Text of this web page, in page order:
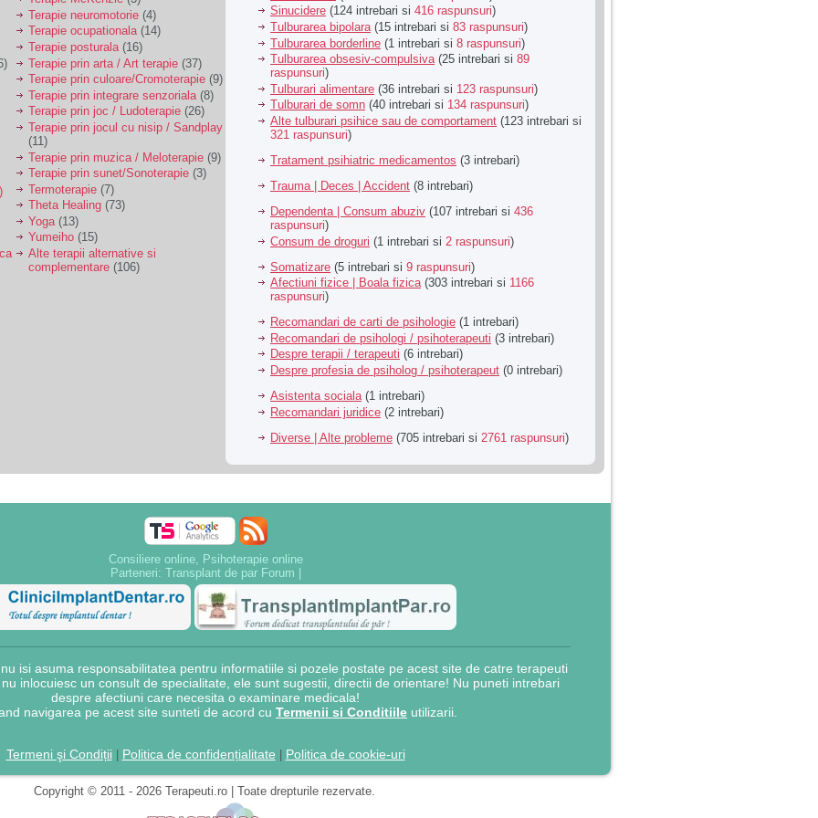
Terapie neuromotorie (4)
Terapie ocupationala(14)
Terapie posturala (16)
Terapie prin arta / Art terapie (37)
Terapie prin culoare/Cromoterapie (9)
Terapie prin integrare senzoriala (8)
Terapie prin joc / Ludoterapie (26)
Terapie prin jocul cu nisip / Sandplay
(11)
Terapie prin muzica / Meloterapie (9)
Terapie prin sunet/Sonoterapie (3)
Termoterapie (7)
Theta Healing (73)
Yoga (13)
Yumeiho (15)
Alte terapii alternative si
complementare (106)
Sinucidere (124 intrebari si 416 raspunsuri)
Tulburarea bipolara(15 intrebari si 83 raspunsuri)
Tulburarea borderline (1 intrebari si 8 raspunsuri)
Tulburarea obsesiv-compulsiva(25 intrebari si 89
raspunsuri)
Tulburari alimentare (36 intrebari si 123 raspunsuri)
Tulburari de somn (40 intrebari si 134 raspunsuri)
Alte tulburari psihice sau de comportament (123 intrebari si
321 raspunsuri)
Tratament psihiatric medicamentos (3 intrebari)
Trauma | Deces | Accident (8 intrebari)
Dependenta | Consum abuziv (107 intrebari si 436
raspunsuri)
Consum de droguri (1 intrebari si 2 raspunsuri)
Somatizare (5 intrebari si 9 raspunsuri)
Afectiuni fizice | Boala fizica(303 intrebari si 1166
raspunsuri)
Recomandari de carti de psihologie (1 intrebari)
Recomandari de psihologi / psihoterapeuti (3 intrebari)
Despre terapii / terapeuti (6 intrebari)
Despre profesia de psiholog / psihoterapeut (0 intrebari)
Asistenta sociala (1 intrebari)
Recomandari juridice (2 intrebari)
Diverse | Alte probleme (705 intrebari si 2761 raspunsuri)
Consiliere online, Psihoterapie online
Parteneri: Transplant de par Forum
isi asuma responsabilitatea pentru informatiile si pozele postate pe acest site de catre terapeuti
inlocuiesc un consult de specialitate, ele sunt sugestii, directii de orientare! Nu puneti intrebari
despre afectiuni care necesita o examinare medicala!
navigarea pe acest site sunteti de acord cu Termenii si Conditiile utilizarii.
Termeni şi Condiții| Politica de confidențialitate Politica de cookie-uri
Copyright © 2011 - 2026 Terapeuti.ro | Toate drepturile rezervate.